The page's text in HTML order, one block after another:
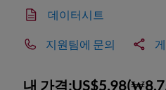
데이터시트
지원팀에 문의
내 가격:US$5.98(